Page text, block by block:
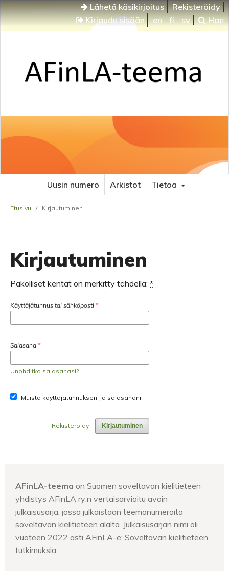
Lähetä käsikirjoitus
Rekisteröidy
Kirjaudu sisään
en fi sv Hae
Uusin numero Arkistot Tietoa
Etusivu / Kirjautuminen
Kirjautuminen
Pakolliset kentät on merkitty tähdellä: *
Käyttäjätunnus tai sähköposti *
Salasana *
Unohditko salasanasi?
Muista käyttäjätunnukseni ja salasanani
Kirjautuminen
Rekisteröidy
AFinLA-teema on Suomen soveltavan kielitieteen
yhdistys AFinLA ry:n vertaisarvioitu avoin
julkaisusarja, jossa julkaistaan teemanumeroita
soveltavan kielitieteen alalta. Julkaisusarjan nimi oli
vuoteen 2022 asti AFinLA-e: Soveltavan kielitieteen
tutkimuksia.